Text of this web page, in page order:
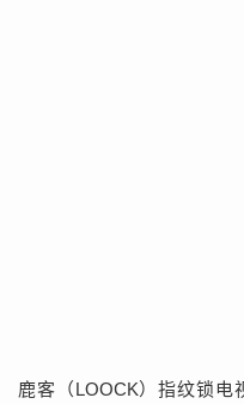
鹿客（LOOCK）指纹锁电